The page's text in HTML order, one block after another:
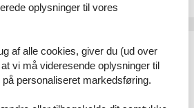
oplysninger til vores
af alle cookies, giver du (ud over
vi må videresende oplysninger til
personaliseret markedsføring.